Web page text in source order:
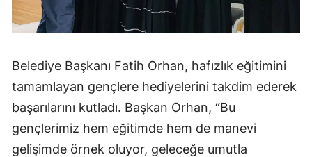
İstanbul
Kars
Kayseri
Kırklareli
Belediye Başkanı Fatih Orhan, hafızlık eğitimini
tamamlayan gençlere hediyelerini takdim ederek
başarılarını kutladı. Başkan Orhan, “Bu
gençlerimiz hem eğitimde hem de manevi
gelişimde örnek oluyor, geleceğe umutla